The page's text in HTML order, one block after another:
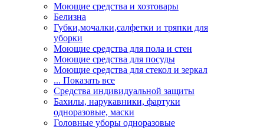
Моющие средства и хозтовары
Белизна
Губки,мочалки,салфетки и тряпки для
уборки
Моющие средства для пола и стен
Моющие средства для посуды
Моющие средства для стекол и зеркал
... Показать все
Средства индивидуальной защиты
Бахилы, нарукавники, фартуки
одноразовые, маски
Головные уборы одноразовые